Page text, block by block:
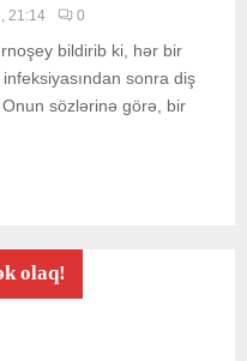
21:14 0
bildirib ki, hər bir
sonra diş
Onun sözlərinə görə, bir
olaq!